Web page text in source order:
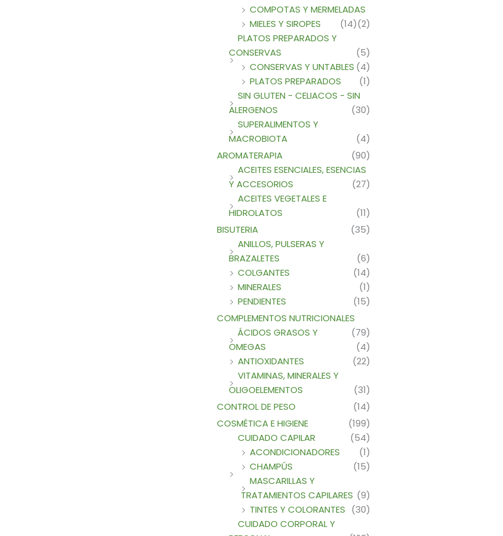
COMPOTAS Y MERMELADAS
(2)
MIELES Y SIROPES
(14)
PLATOS PREPARADOS Y
CONSERVAS
(5)
CONSERVAS Y UNTABLES (4)
PLATOS PREPARADOS
(1)
SIN GLUTEN - CELIACOS - SIN
ALERGENOS
(30)
SUPERALIMENTOS Y
MACROBIOTA
(4)
AROMATERAPIA
(90)
ACEITES ESENCIALES, ESENCIAS
Y ACCESORIOS
(27)
ACEITES VEGETALES E
HIDROLATOS
(11)
BISUTERIA
(35)
ANILLOS, PULSERAS Y
BRAZALETES
(6)
COLGANTES
(14)
MINERALES
(1)
PENDIENTES
(15)
COMPLEMENTOS NUTRICIONALES
(79)
ÁCIDOS GRASOS Y
OMEGAS
(4)
ANTIOXIDANTES
(22)
VITAMINAS, MINERALES Y
OLIGOELEMENTOS
(31)
CONTROL DE PESO
(14)
COSMÉTICA E HIGIENE
(199)
CUIDADO CAPILAR
(54)
ACONDICIONADORES
(1)
CHAMPÚS
(15)
MASCARILLAS Y
TRATAMIENTOS CAPILARES (9)
TINTES Y COLORANTES (30)
CUIDADO CORPORAL Y